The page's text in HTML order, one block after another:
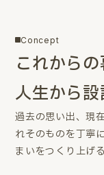
Concept
これからの
人生から設
過去の思い出、現
れそのものを丁寧
まいをつくり上げる